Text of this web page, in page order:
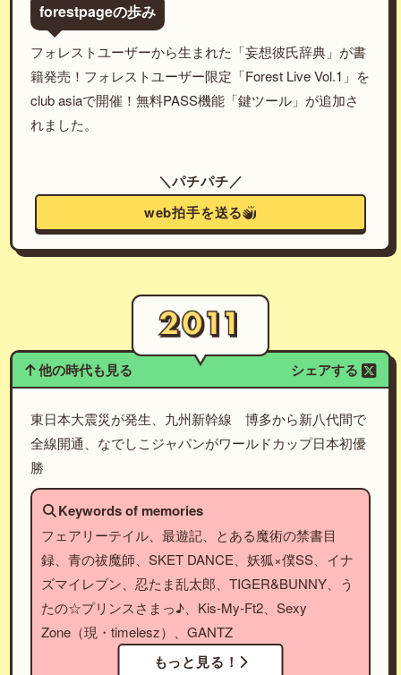
forestpageの歩み
フォレストユーザーから生まれた「妄想彼氏辞典」が書
籍発売！フォレストユーザー限定「Forest Live Vol.1」を
club asiaで開催！無料PASS機能「鍵ツール」が追加さ
れました。
＼パチパチ／
web拍手を送る
他の時代も見る シェアする
東日本大震災が発生、九州新幹線 博多から新八代間で
全線開通、なでしこジャパンがワールドカップ日本初優
勝
Keywords of memories
フェアリーテイル、最遊記、とある魔術の禁書目
録、青の祓魔師、SKET DANCE、妖狐×僕SS、イナ
ズマイレブン、忍たま乱太郎、TIGER&BUNNY、う
たの☆プリンスさまっ♪、Kis-My-Ft2、Sexy
Zone（現・timelesz）、GANTZ
もっと見る！